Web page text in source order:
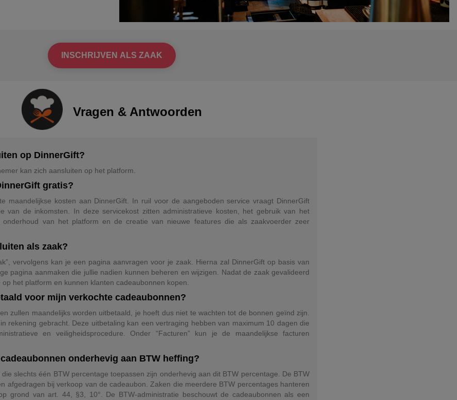
INSCHRIJVEN ALS ZAAK
Vragen & Antwoorden
op DinnerGift?
kan zich aansluiten op het platform.
gratis?
maandelijkse kosten aan DinnerGift. In ruil voor de aangeboden service vraagt DinnerGift
van de inkomsten. In deze servicekost zitten administratieve kosten, het gebruik van het
onderhoud van het platform en de creatie van nieuwe features die als zaakvoerder zeer
als zaak?
vervolgens kan je een pagina aanvragen voor je zaak. Hierna zal DinnerGift op basis van
pagina aanmaken die jullie nadien kunnen beheren en wijzigen. Nadat de zaak gevalideerd
het platform en kunnen klanten cadeaubonnen kopen.
voor mijn verkochte cadeaubonnen?
zullen maandelijks worden uitbetaald, je hoeft dus niet te wachten tot de bonnen geïnd zijn.
rekening gebracht. Deze uitbetaling kan een vertraging hebben van maximum 10 dagen die
en veiligheidsprocedure. Onder “Facturen” kun je de maandelijkse facturen
onderhevig aan BTW heffing?
slechts één BTW percentage toepassen zijn onderhevig aan dit BTW percentage. De BTW
afgedragen bij verkoop van de cadeaubon. Zaken die meerdere BTW percentages hanteren
grond van art. 44, §3, 10°. De BTW-administratie beschouwt de cadeaubonnen als een